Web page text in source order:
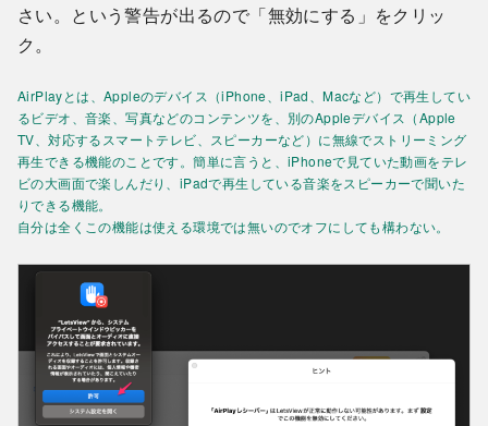
さい。という警告が出るので「無効にする」をクリッ
ク。
AirPlayとは、Appleのデバイス（iPhone、iPad、Macなど）で再生してい
るビデオ、音楽、写真などのコンテンツを、別のAppleデバイス（Apple
TV、対応するスマートテレビ、スピーカーなど）に無線でストリーミング
再生できる機能のことです。簡単に言うと、iPhoneで見ていた動画をテレ
ビの大画面で楽しんだり、iPadで再生している音楽をスピーカーで聞いた
りできる機能。
自分は全くこの機能は使える環境では無いのでオフにしても構わない。